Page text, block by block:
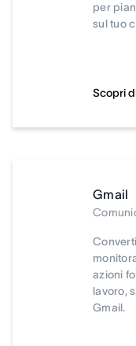
per
sul tuo
Scopri
Gmail
azioni
lavoro,
Gmail.